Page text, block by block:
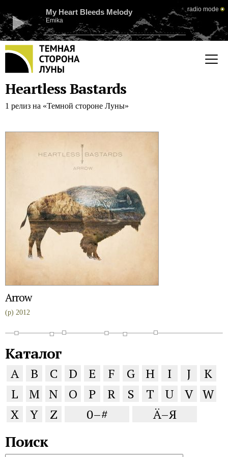
My Heart Bleeds Melody
Emika
radio mode
Heartless Bastards
1 релиз на «Темной стороне Луны»
Arrow
(p) 2012
Каталог
A B C D E F G H I J
K
L
M N O P R S T U V W
X
Y Z 0–# Ä–Я
Поиск